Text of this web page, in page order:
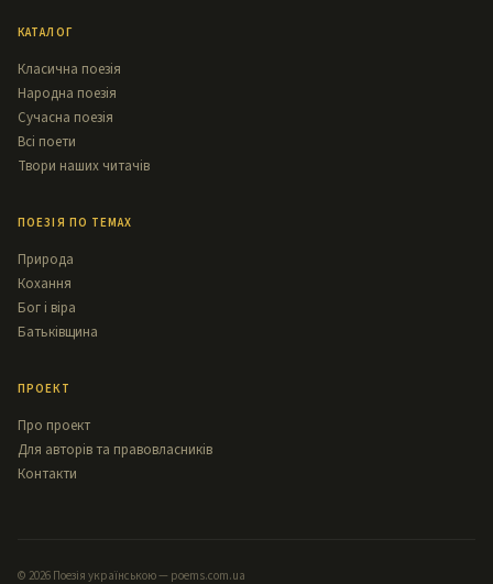
КАТАЛОГ
Класична поезія
Народна поезія
Сучасна поезія
Всі поети
Твори наших читачів
ПОЕЗІЯ ПО ТЕМАХ
Природа
Кохання
Бог і віра
Батьківщина
ПРОЕКТ
Про проект
Для авторів та правовласників
Контакти
© 2026 Поезія українською — poems.com.ua